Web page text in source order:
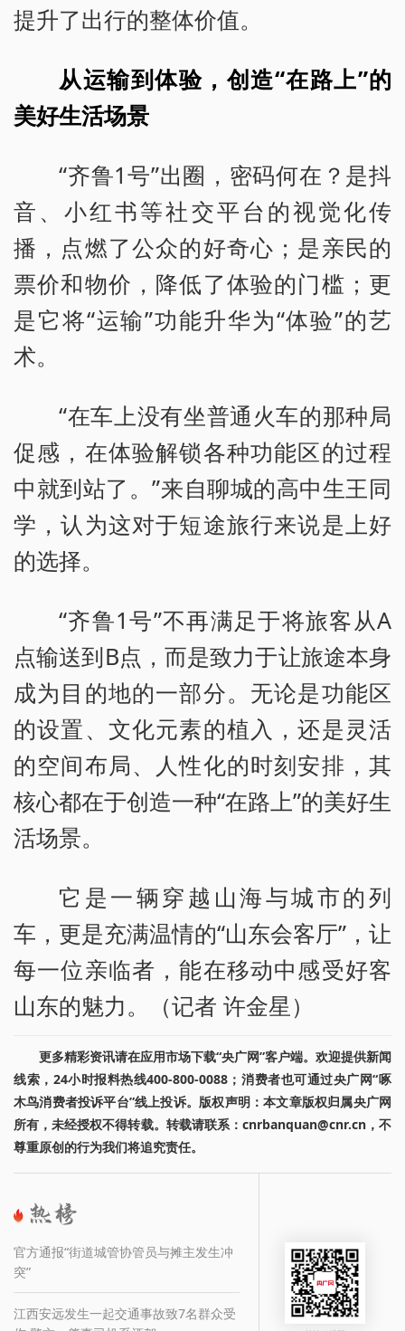
提升了出行的整体价值。
从运输到体验，创造“在路上”的
美好生活场景
“齐鲁1号”出圈，密码何在？是抖
音、小红书等社交平台的视觉化传
播，点燃了公众的好奇心；是亲民的
票价和物价，降低了体验的门槛；更
是它将“运输”功能升华为“体验”的艺
术。
“在车上没有坐普通火车的那种局
促感，在体验解锁各种功能区的过程
中就到站了。”来自聊城的高中生王同
学，认为这对于短途旅行来说是上好
的选择。
“齐鲁1号”不再满足于将旅客从A
点输送到B点，而是致力于让旅途本身
成为目的地的一部分。无论是功能区
的设置、文化元素的植入，还是灵活
的空间布局、人性化的时刻安排，其
核心都在于创造一种“在路上”的美好生
活场景。
它是一辆穿越山海与城市的列
车，更是充满温情的“山东会客厅”，让
每一位亲临者，能在移动中感受好客
山东的魅力。（记者 许金星）
更多精彩资讯请在应用市场下载“央广网”客户端。欢迎提供新闻
线索，24小时报料热线400-800-0088；消费者也可通过央广网“啄
木鸟消费者投诉平台”线上投诉。版权声明：本文章版权归属央广网
所有，未经授权不得转载。转载请联系：cnrbanquan@cnr.cn，不
尊重原创的行为我们将追究责任。
官方通报“街道城管协管员与摊主发生冲
突”
江西安远发生一起交通事故致7名群众受